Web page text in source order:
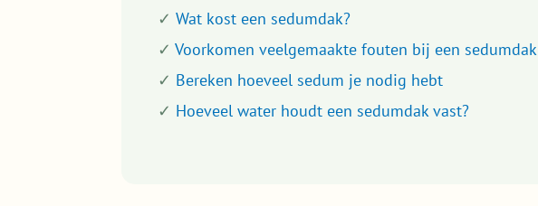
✓ Wat kost een sedumdak?
✓ Voorkomen veelgemaakte fouten bij een sedumdak
✓ Bereken hoeveel sedum je nodig hebt
✓ Hoeveel water houdt een sedumdak vast?